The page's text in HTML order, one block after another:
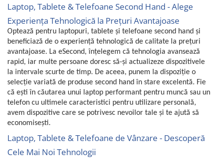
Laptop, Tablete & Telefoane Second Hand - Alege
Experiența Tehnologică la Prețuri Avantajoase
Optează pentru laptopuri, tablete și telefoane second hand și
beneficiază de o experiență tehnologică de calitate la prețuri
avantajoase. La eSecond, înțelegem că tehnologia avansează
rapid, iar multe persoane doresc să-și actualizeze dispozitivele
la intervale scurte de timp. De aceea, punem la dispoziție o
selecție variată de produse second hand în stare excelentă. Fie
că ești în căutarea unui laptop performant pentru muncă sau un
telefon cu ultimele caracteristici pentru utilizare personală,
avem dispozitive care se potrivesc nevoilor tale și te ajută să
economisești.
Laptop, Tablete & Telefoane de Vânzare - Descoperă
Cele Mai Noi Tehnologii